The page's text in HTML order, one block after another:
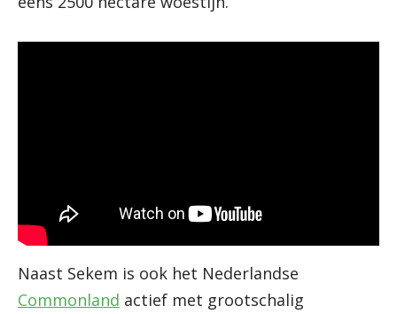
Naast Sekem is ook het Nederlandse
Commonland actief met grootschalig